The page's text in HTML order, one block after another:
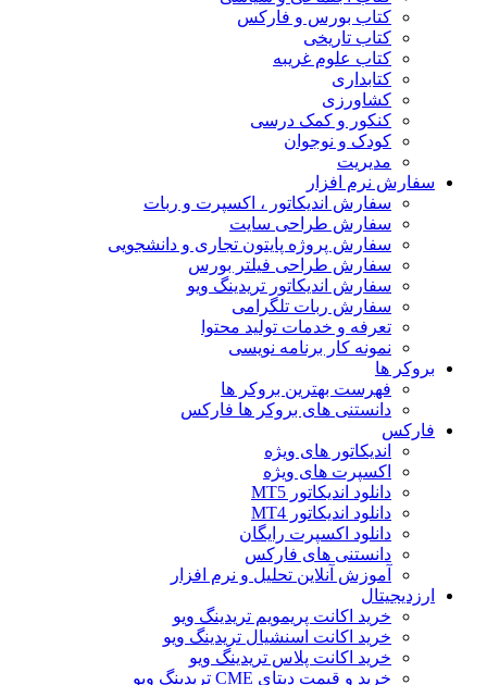
کتاب بورس و فارکس
کتاب تاریخی
کتاب علوم غریبه
کتابداری
کشاورزی
کنکور و کمک‌ درسی
کودک و نوجوان
مدیریت
سفارش نرم افزار
سفارش اندیکاتور ، اکسپرت و ربات
سفارش طراحی سایت
سفارش پروژه پایتون تجاری و دانشجویی
سفارش طراحی فیلتر بورس
سفارش اندیکاتور تریدینگ ویو
سفارش ربات تلگرامی
تعرفه و خدمات تولید محتوا
نمونه کار برنامه نویسی
بروکر ها
فهرست بهترین بروکر ها
دانستنی های بروکر ها فارکس
فارکس
اندیکاتور های ویژه
اکسپرت های ویژه
دانلود اندیکاتور MT5
دانلود اندیکاتور MT4
دانلود اکسپرت رایگان
دانستنی های فارکس
آموزش آنلاین تحلیل و نرم افزار
ارزدیجیتال
خرید اکانت پریمویم تریدینگ ویو
خرید اکانت اسنشیال تریدینگ ویو
خرید اکانت پلاس تریدینگ ویو
خرید و قیمت دیتای CME تریدینگ ویو